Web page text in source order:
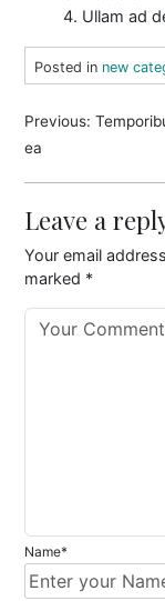
Ullam ad
Posted in new
P
o
s
t
n
a
v
n
Previous:
ea
Leave a
Your email
marked *
Name*